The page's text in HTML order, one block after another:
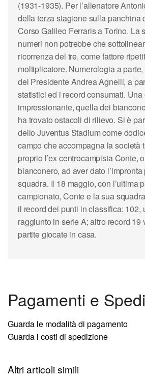
(1931-1935). Per l’allenatore
della terza stagione sulla panchina
Corso Galileo Ferraris a Torino. La
numeri non potrebbe che
ricorrenza del tre, come fattore
moltiplicatore. Numerologia a
del Presidente Andrea Agnelli, a
statistici ed i record consumati.
impressionante, quella dei
ha trovato ostacoli di rilievo. Si è
dello Juventus Stadium come
campo che accompagna la società
proprio l’ex centrocampista Conte,
bianconero, ad aver dato
squadra. Il 18 maggio, con l’ultima
campionato, Conte e la sua
il record dei punti in classifica: 102,
raggiunto in serie A; altro record 19
partite giocate in casa.
Pagamenti e
Guarda le modalità di pagamento
Guarda i costi di spedizione
Altri articoli simili